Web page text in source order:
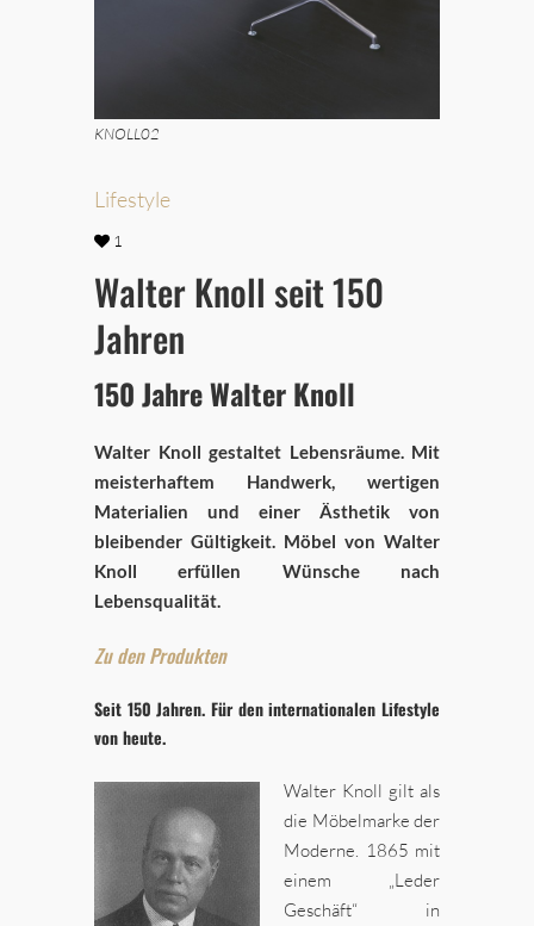
KNOLL02
Lifestyle
1
Walter Knoll seit 150
Jahren
150 Jahre Walter Knoll
Walter Knoll gestaltet Lebensräume. Mit
meisterhaftem Handwerk, wertigen
Materialien und einer Ästhetik von
bleibender Gültigkeit. Möbel von Walter
Knoll erfüllen Wünsche nach
Lebensqualität.
Zu den Produkten
Seit 150 Jahren. Für den internationalen Lifestyle
von heute.
Walter Knoll gilt als
die Möbelmarke der
Moderne. 1865 mit
einem „Leder
Geschäft“ in